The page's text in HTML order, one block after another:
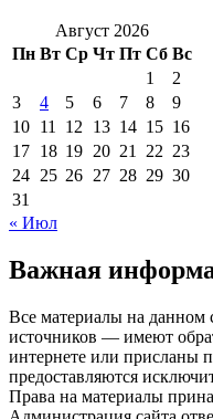
Август 2026
Пн Вт Ср Чт Пт Сб Вс
1
2
3
4 5 6 7 8
9
10 11 12 13 14 15 16
17 18 19 20 21 22 23
24 25 26 27 28 29 30
31
« Июл
Важная
Все материалы на данном
источников — имеют
интернете или присланы
предоставляются
Права на материалы